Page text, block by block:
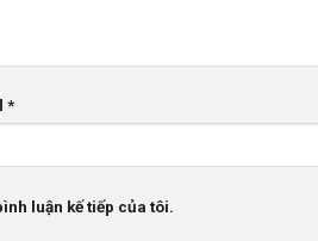
*
luận kế tiếp của tôi.